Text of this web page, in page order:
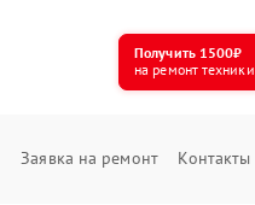
Получить 1500₽
на ремонт техники
Заявка на ремонт Контакты